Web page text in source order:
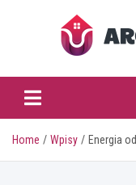
Home Wpisy Energia